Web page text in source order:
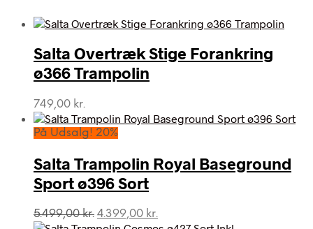
Salta Overtræk Stige Forankring
ø366 Trampolin
749,00 kr.
På Udsalg! 20%
Salta Trampolin Royal Baseground
Sport ø396 Sort
5.499,00kr. Den
oprindelige
4.399,00 kr.
aktuelle